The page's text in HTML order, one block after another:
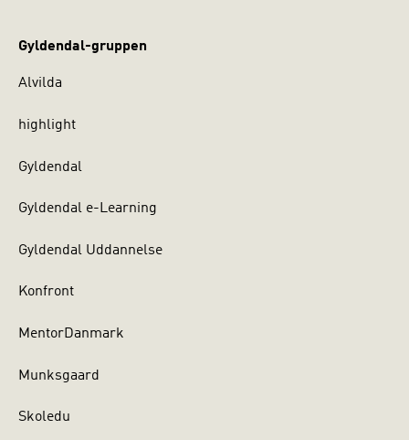
Gyldendal-gruppen
Alvilda
highlight
Gyldendal
Gyldendal e-Learning
Gyldendal Uddannelse
Konfront
MentorDanmark
Munksgaard
Skoledu